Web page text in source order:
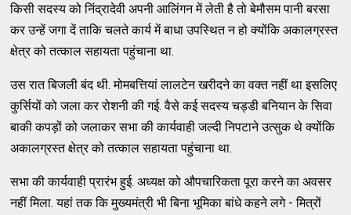
किसी सदस्य को निंद्रादेवी अपनी आलिंगन में लेती है तो बेमौसम पानी बरसा
कर उन्हें जगा दें ताकि चलते कार्य में बाधा उपस्थित न हो क्योंकि अकालग्रस्त
क्षेत्र को तत्काल सहायता पहुंचाना था.
उस रात बिजली बंद थी. मोमबत्तियां लालटेन खरीदने का वक्त नहीं था इसलिए
कुर्सियों को जला कर रोशनी की गई. वैसे कई सदस्य चड्डी बनियान के सिवा
बाकी कपड़ों को जलाकर सभा की कार्यवाही जल्दी निपटाने उत्सुक थे क्योंकि
अकालग्रस्त क्षेत्र को तत्काल सहायता पहुंचाना था.
सभा की कार्यवाही प्रारंभ हुई. अध्यक्ष को औपचारिकता पूरा करने का अवसर
नहीं मिला. यहां तक कि मुख्यमंत्री भी बिना भूमिका बांधे कहने लगे - मित्रों